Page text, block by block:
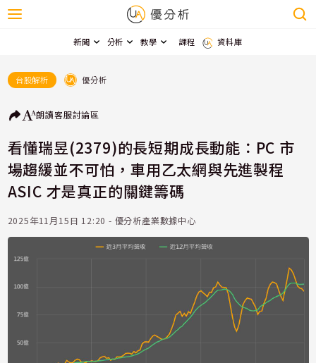
新聞 分析 教學 課程 資料庫
台股解析 優分析
朗讀客服討論區
看懂瑞昱(2379)的長短期成長動能：PC 市
場趨緩並不可怕，車用乙太網與先進製程
ASIC 才是真正的關鍵籌碼
2025年11月15日 12:20 - 優分析產業數據中心